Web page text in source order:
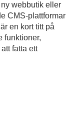
webbutik eller
CMS-plattformar
en kort titt på
funktioner,
fatta ett